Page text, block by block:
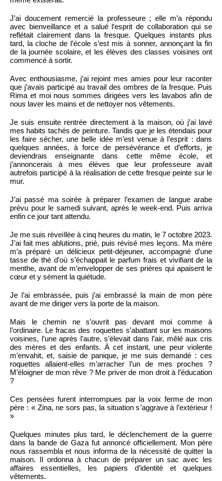
J’ai doucement remercié la professeure ; elle m’a répondu
avec bienveillance et a salué l’esprit de collaboration qui se
reflétait clairement dans la fresque. Quelques instants plus
tard, la cloche de l’école s’est mis à sonner, annonçant la fin
de la journée scolaire, et les élèves des classes voisines ont
commencé à sortir.
Avec enthousiasme, j’ai rejoint mes amies pour leur raconter
que j’avais participé au travail des ombres de la fresque. Puis
Rima et moi nous sommes dirigées vers les lavabos afin de
nous laver les mains et de nettoyer nos vêtements.
Je suis ensuite rentrée directement à la maison, où j’ai lavé
mes habits tachés de peinture. Tandis que je les étendais pour
les faire sécher, une belle idée m’est venue à l’esprit : dans
quelques années, à force de persévérance et d’efforts, je
deviendrais enseignante dans cette même école, et
j’annoncerais à mes élèves que leur professeure avait
autrefois participé à la réalisation de cette fresque peinte sur le
mur.
J’ai passé ma soirée à préparer l’examen de langue arabe
prévu pour le samedi suivant, après le week-end. Puis arriva
enfin ce jour tant attendu.
Je me suis réveillée à cinq heures du matin, le 7 octobre 2023.
J’ai fait mes ablutions, prié, puis révisé mes leçons. Ma mère
m’a préparé un délicieux petit-déjeuner, accompagné d’une
tasse de thé d’où s’échappait le parfum frais et vivifiant de la
menthe, avant de m’envelopper de ses prières qui apaisent le
cœur et y sèment la quiétude.
Je l’ai embrassée, puis j’ai embrassé la main de mon père
avant de me diriger vers la porte de la maison.
Mais le chemin ne s’ouvrit pas devant moi comme à
l’ordinaire. Le fracas des roquettes s’abattant sur les maisons
voisines, l’une après l’autre, s’élevait dans l’air, mêlé aux cris
des mères et des enfants. À cet instant, une peur violente
m’envahit, et, saisie de panique, je me suis demandé : ces
roquettes allaient-elles m’arracher l’un de mes proches ?
M’éloigner de mon rêve ? Me priver de mon droit à l’éducation
?
Ces pensées furent interrompues par la voix ferme de mon
père : « Zina, ne sors pas, la situation s’aggrave à l’extérieur !
»
Quelques minutes plus tard, le déclenchement de la guerre
dans la bande de Gaza fut annoncé officiellement. Mon père
nous rassembla et nous informa de la nécessité de quitter la
maison. Il ordonna à chacun de préparer un sac avec les
affaires essentielles, les papiers d’identité et quelques
vêtements.